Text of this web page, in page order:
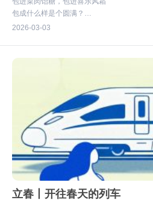
包成什么样是个圆满？
咱自己说了算
2026 03-03
立春丨开往春天的列车